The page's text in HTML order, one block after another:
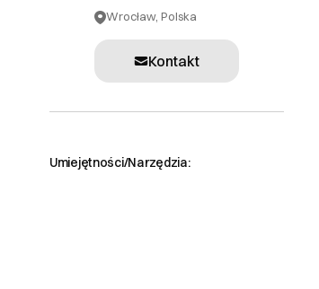
Wrocław, Polska
Kontakt
Umiejętności/Narzędzia: